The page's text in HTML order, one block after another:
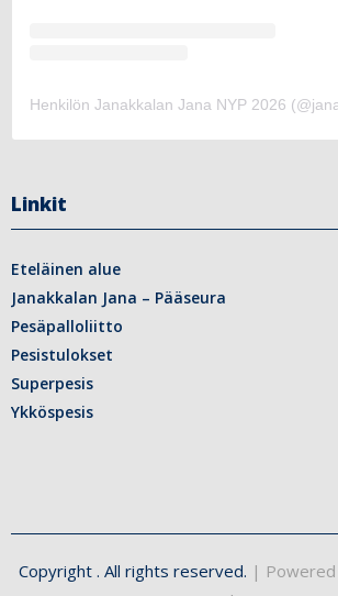
Linkit
Eteläinen alue
Janakkalan Jana – Pääseura
Pesäpalloliitto
Pesistulokset
Superpesis
Ykköspesis
Copyright . All rights reserved. |